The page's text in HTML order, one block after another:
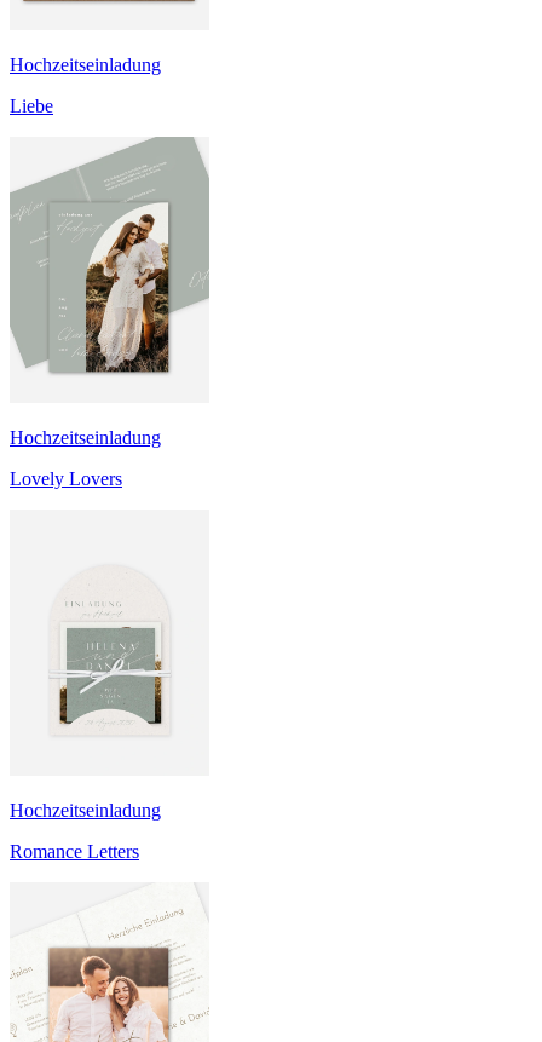
Hochzeitseinladung
Liebe
Hochzeitseinladung
Lovely Lovers
Hochzeitseinladung
Romance Letters